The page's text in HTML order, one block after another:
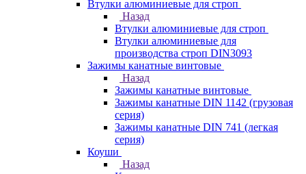
Втулки алюминиевые для строп
Назад
Втулки алюминиевые для строп
Втулки алюминиевые для
производства строп DIN3093
Зажимы канатные винтовые
Назад
Зажимы канатные винтовые
Зажимы канатные DIN 1142 (грузовая
серия)
Зажимы канатные DIN 741 (легкая
серия)
Коуши
Назад